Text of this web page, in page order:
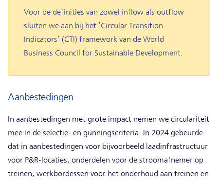
Voor de definities van zowel inflow als outflow
sluiten we aan bij het ‘Circular Transition
Indicators’ (CTI) framework van de World
Business Council for Sustainable Development.
Aanbestedingen
In aanbestedingen met grote impact nemen we circulariteit
mee in de selectie- en gunningscriteria. In 2024 gebeurde
dat in aanbestedingen voor bijvoorbeeld laadinfrastructuur
voor P&R-locaties, onderdelen voor de stroomafnemer op
treinen, werkbordessen voor het onderhoud aan treinen en